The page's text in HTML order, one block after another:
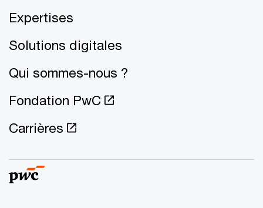
Expertises
Solutions digitales
Qui sommes-nous ?
Fondation PwC
Carrières